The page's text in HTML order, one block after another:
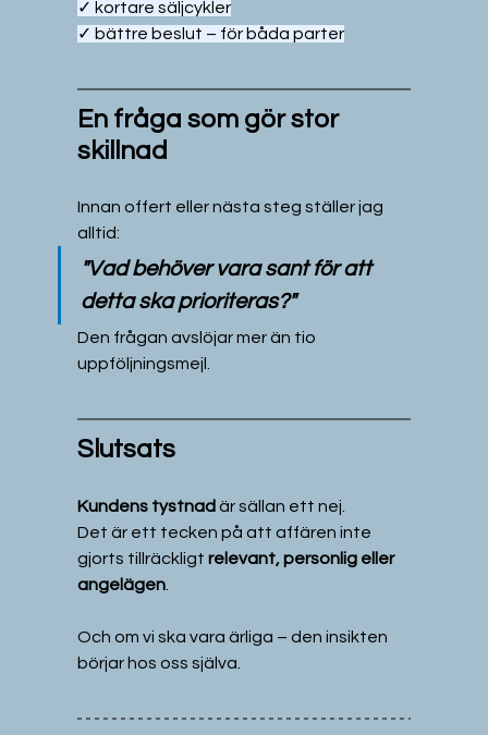
✓ kortare säljcykler
✓ bättre beslut – för båda parter
En fråga som gör stor
skillnad
Innan offert eller nästa steg ställer jag
alltid:
"Vad behöver vara sant för att
detta ska prioriteras?"
Den frågan avslöjar mer än tio
uppföljningsmejl.
Slutsats
Kundens tystnad är sällan ett nej.
Det är ett tecken på att affären inte
gjorts tillräckligt relevant, personlig eller
angelägen
Och om vi ska vara ärliga – den insikten
börjar hos oss själva.